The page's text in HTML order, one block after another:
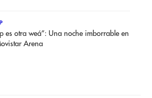
es otra weá”: Una noche imborrable en
Arena